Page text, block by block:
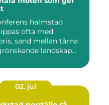
halmstad
ofta med
sand mellan tårna
landskap
02. jul